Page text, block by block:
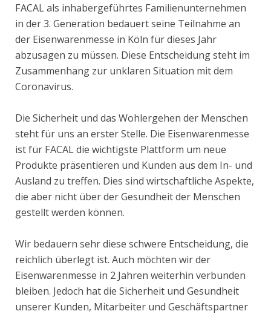
FACAL als inhabergeführtes Familienunternehmen
in der 3. Generation bedauert seine Teilnahme an
der Eisenwarenmesse in Köln für dieses Jahr
abzusagen zu müssen. Diese Entscheidung steht im
Zusammenhang zur unklaren Situation mit dem
Coronavirus.
Die Sicherheit und das Wohlergehen der Menschen
steht für uns an erster Stelle. Die Eisenwarenmesse
ist für FACAL die wichtigste Plattform um neue
Produkte präsentieren und Kunden aus dem In- und
Ausland zu treffen. Dies sind wirtschaftliche Aspekte,
die aber nicht über der Gesundheit der Menschen
gestellt werden können.
Wir bedauern sehr diese schwere Entscheidung, die
reichlich überlegt ist. Auch möchten wir der
Eisenwarenmesse in 2 Jahren weiterhin verbunden
bleiben. Jedoch hat die Sicherheit und Gesundheit
unserer Kunden, Mitarbeiter und Geschäftspartner